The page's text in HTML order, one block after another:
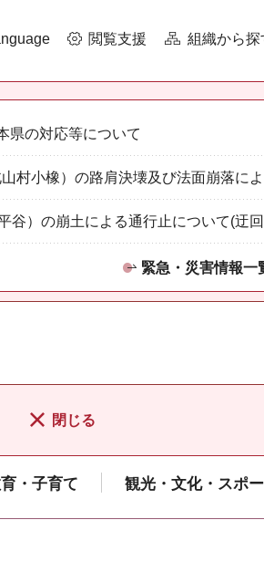
閲覧支援 組織から探
県の対応等について
村小橡）の路肩決壊及び法面崩落に
谷）の崩土による通行止について(迂
緊急・災害情報一
閉じる
・子育て 観光・文化・スポ